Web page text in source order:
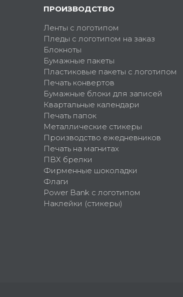
ПРОИЗВОДСТВО
Ленты с логотипом
Пледы с логотипом на заказ
Блокноты
Бумажные пакеты
Пластиковые пакеты с логотипом
Печать конвертов
Бумажные блоки для записей
Квартальные календари
Печать папок
Металлические стикеры
Производство ежедневников
Печать на магнитах
ПВХ брелки
Фирменные шоколадки
Флаги
Power Bank с логотипом
Наклейки (стикеры)